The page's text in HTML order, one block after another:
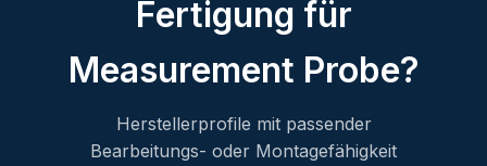
Fertigung für
Measurement Probe?
Herstellerprofile mit passender
Bearbeitungs- oder Montagefähigkeit